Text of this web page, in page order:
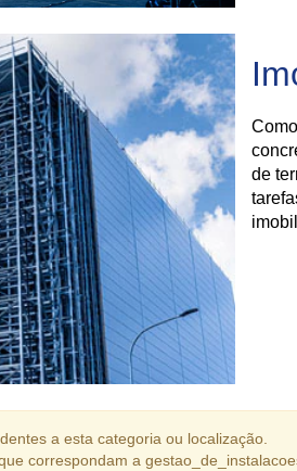
de
a esta categoria ou localização.
correspondam a